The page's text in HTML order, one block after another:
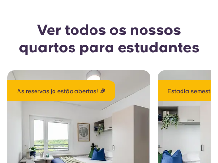
Ver todos os nossos
quartos para estudantes
As reservas já estão abertas! 🎉 Estadia